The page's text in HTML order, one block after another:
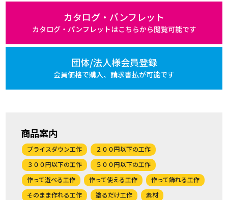
カタログ・パンフレット
カタログ・パンフレットはこちらから閲覧可能です
団体/法人様会員登録
会員価格で購入、 請求書払が可能です
商品案内
プライスダウン工作
２００円以下の工作
３００円以下の工作
５００円以下の工作
作って遊べる工作
作って使える工作
作って飾れる工作
そのまま作れる工作
塗るだけ工作
素材